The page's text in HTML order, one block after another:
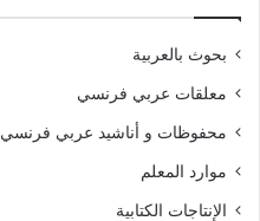
بحوث بالعربية
معلقات عربي فرنسي
محفوظات و أناشيد عربي فرنسي
موارد المعلم
الإنتاجات الكتابية